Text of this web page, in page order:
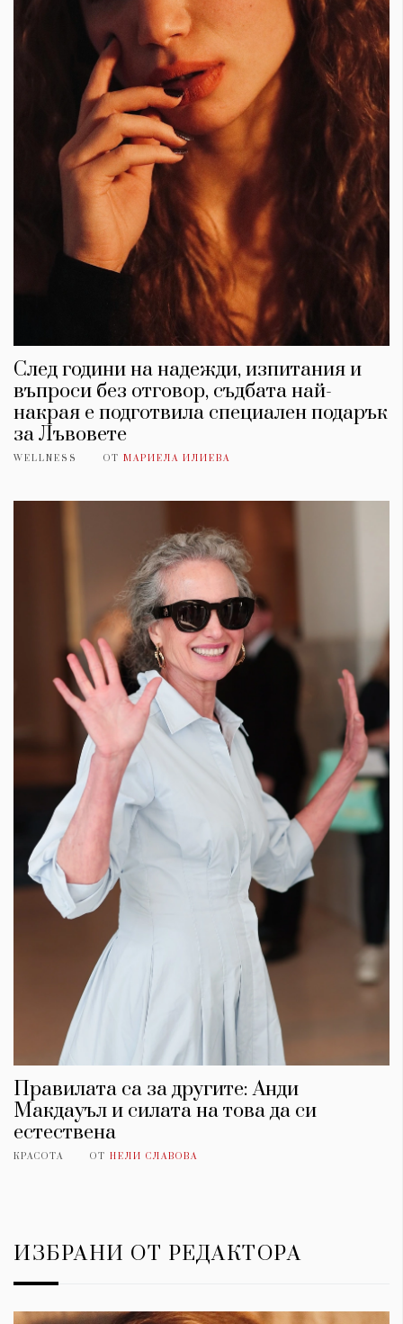
След години на надежди, изпитания и
въпроси без отговор, съдбата най-
накрая е подготвила специален подарък
за Лъвовете
WELLNESS ОТ МАРИЕЛА ИЛИЕВА
Правилата са за другите: Анди
Макдауъл и силата на това да си
естествена
КРАСОТА ОТ НЕЛИ СЛАВОВА
ИЗБРАНИ ОТ РЕДАКТОРА